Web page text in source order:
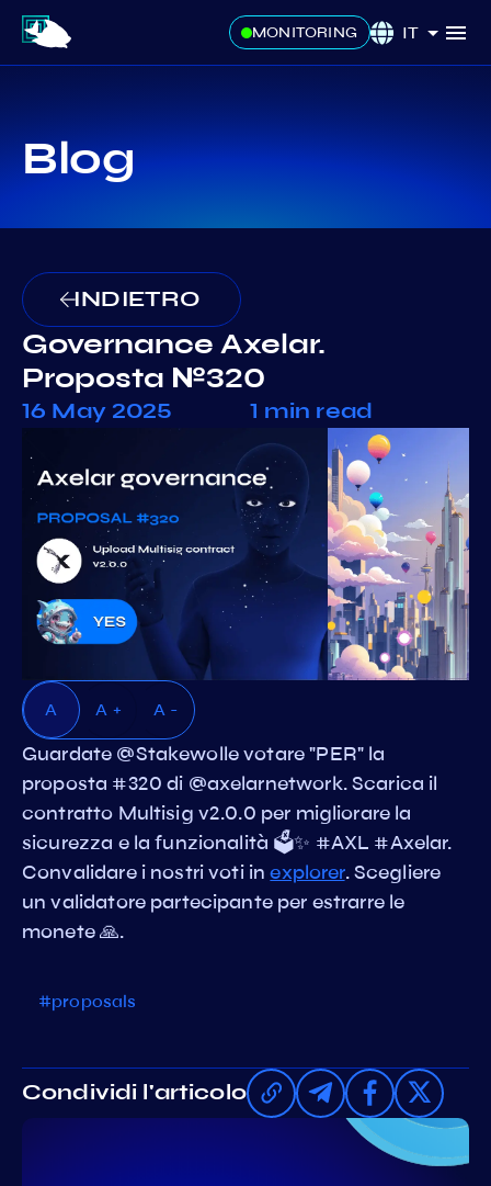
MONITORING IT
Blog
INDIETRO
Governance Axelar.
Proposta №320
16 May 2025 1 min read
A A + A -
Guardate @Stakewolle votare "PER" la
proposta #320 di @axelarnetwork. Scarica il
contratto Multisig v2.0.0 per migliorare la
sicurezza e la funzionalità 🗳️✨ #AXL #Axelar.
Convalidare i nostri voti inexplorer. Scegliere
un validatore partecipante per estrarre le
monete 🙏.
#proposals
Condividi l'articolo